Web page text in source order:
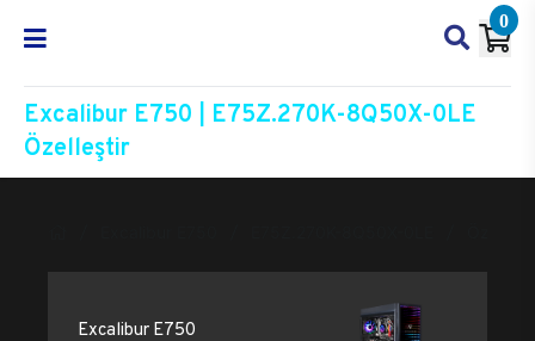
0
Excalibur E750 | E75Z.270K-8Q50X-0LE
Özelleştir
Excalibur E750